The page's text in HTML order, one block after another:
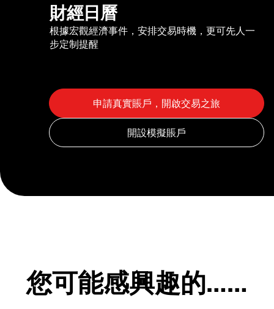
財經日曆
根據宏觀經濟事件，安排交易時機，更可先人一
步定制提醒
您可能感興趣的……